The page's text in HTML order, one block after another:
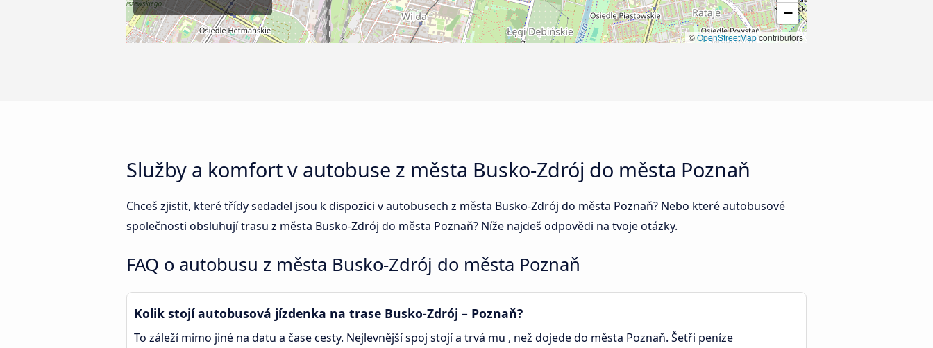
−
©OpenStreetMapcontributors
Služby a komfort v autobuse z města Busko-Zdrój do města Poznaň
Chceš zjistit, které třídy sedadel jsou k dispozici v autobusech z města Busko-Zdrój do města Poznaň? Nebo které autobusové
společnosti obsluhují trasu z města Busko-Zdrój do města Poznaň? Níže najdeš odpovědi na tvoje otázky.
FAQ o autobusu z města Busko-Zdrój do města Poznaň
Kolik stojí autobusová jízdenka na trase Busko-Zdrój – Poznaň?
To záleží mimo jiné na datu a čase cesty. Nejlevnější spoj stojí a trvá mu , než dojede do města Poznaň. Šetři peníze